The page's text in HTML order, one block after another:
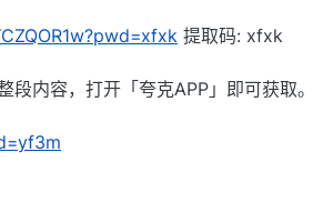
提取码: xfxk
内容，打开「夸克APP」即可获取。